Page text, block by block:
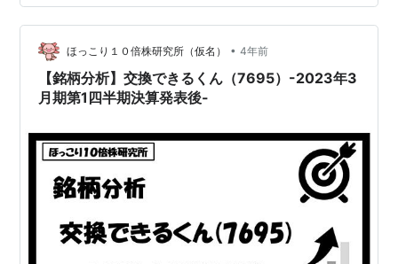
四半期決算資料を読み解く ポイント 会社予想に対する進
捗率 まとめ 【注意事項】 おさらい 交換できるくんに関
しては、以下の記事で銘柄分析をしています。どんな銘
柄なのか詳しく知りたい方は以下の記事を参照してく…
ほっこり１０倍株研究所（仮名） • 4年前
【銘柄分析】交換できるくん（7695）-2023年3
月期第1四半期決算発表後-